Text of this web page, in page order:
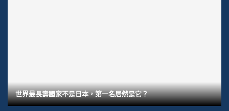
世界最長壽國家不是日本，第一名居然是它？